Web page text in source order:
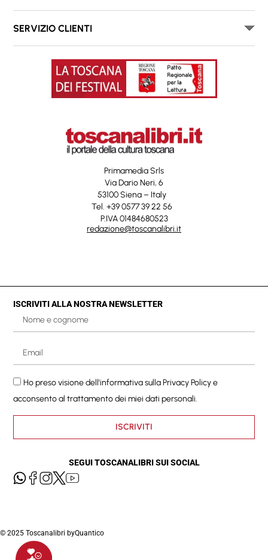
SERVIZIO CLIENTI
Primamedia Srls
Via Dario Neri, 6
53100 Siena – Italy
Tel. +39 0577 39 22 56
P.IVA 01484680523
redazione@toscanalibri.it
ISCRIVITI ALLA NOSTRA NEWSLETTER
Ho preso visione dell'informativa sullaPrivacy Policye
acconsento al trattamento dei miei dati personali.
ISCRIVITI
SEGUI TOSCANALIBRI SUI SOCIAL
© 2025 Toscanalibri byQuantico